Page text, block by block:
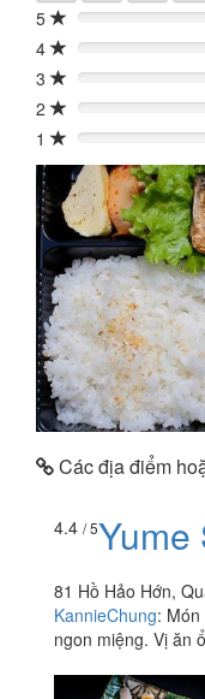
5 0%
4
0%
3
0%
2
0%
1
0%
Các địa điểm
4.4 / 5Yume
81 Hồ Hảo Hớn,
KannieChung:
ngon miệng. Vị ăn